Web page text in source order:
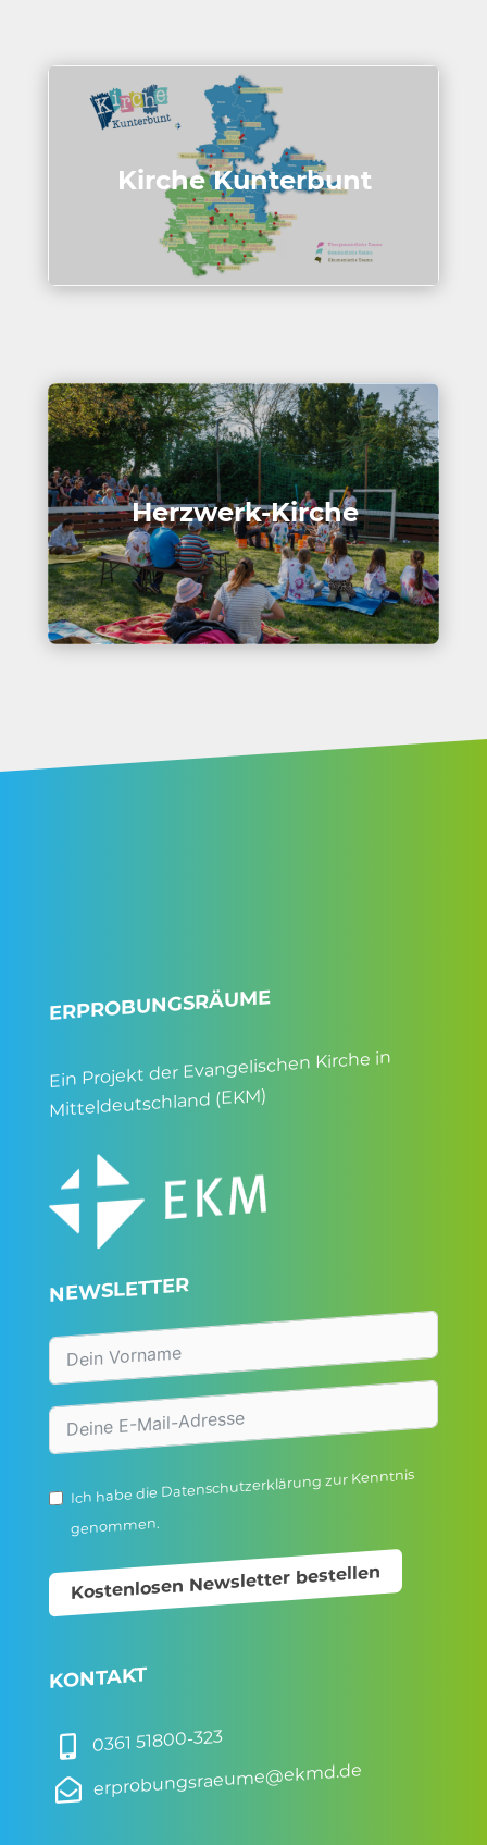
Kirche Kunter­bunt
Herz­werk-Kirche
ERPROBUNGSRÄUME
Ein Projekt der Evangelischen Kirche in
Mitteldeutschland (EKM)
NEWSLETTER
Ich habe die Datenschutzerklärungzur Kenntnis
genommen.
Kostenlosen Newsletter bestellen
KONTAKT
 0361 51800-323
 erprobungsraeume@ekmd.de